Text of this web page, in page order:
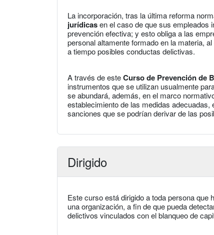
La incorporación, tras la última reforma
jurídicasen el caso de que sus empleados
prevención efectiva; y esto obliga a las
personal altamente formado en la materia,
a tiempo posibles conductas delictivas.
A través de esteCurso de Prevención de
instrumentos que se utilizan usualmente
se abundará, además, en el marco
establecimiento de las medidas
sanciones que se podrían derivar de las
Dirigido
Este curso está dirigido a toda persona
una organización, a fin de que pueda
delictivos vinculados con el blanqueo de